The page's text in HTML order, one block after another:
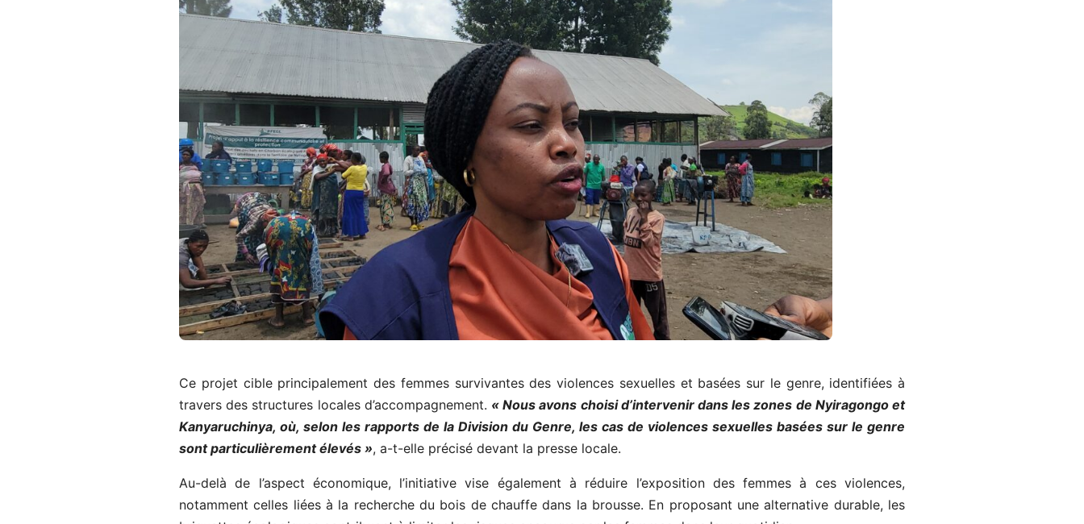
Ce projet cible principalement des femmes survivantes des violences sexuelles et basées sur le genre, identifiées à
travers des structures locales d’accompagnement. « Nous avons choisi d’intervenir dans les zones de Nyiragongo et
Kanyaruchinya, où, selon les rapports de la Division du Genre, les cas de violences sexuelles basées sur le genre
sont particulièrement élevés », a-t-elle précisé devant la presse locale.
Au-delà de l’aspect économique, l’initiative vise également à réduire l’exposition des femmes à ces violences,
notamment celles liées à la recherche du bois de chauffe dans la brousse. En proposant une alternative durable, les